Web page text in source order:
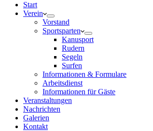
Start
Verein
Vorstand
Sportsparten
Kanusport
Rudern
Segeln
Surfen
Informationen & Formulare
Arbeitsdienst
Informationen für Gäste
Veranstaltungen
Nachrichten
Galerien
Kontakt